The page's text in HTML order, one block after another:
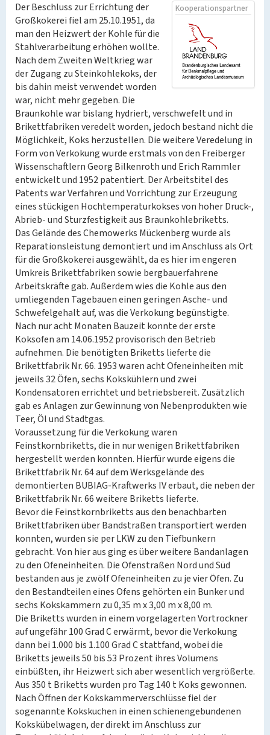
Kooperationspartner
Der Beschluss zur Errichtung der
Großkokerei fiel am 25.10.1951, da
man den Heizwert der Kohle für die
Stahlverarbeitung erhöhen wollte.
Nach dem Zweiten Weltkrieg war
der Zugang zu Steinkohlekoks, der
bis dahin meist verwendet worden
war, nicht mehr gegeben. Die
Braunkohle war bislang hydriert, verschwefelt und in
Brikettfabriken veredelt worden, jedoch bestand nicht die
Möglichkeit, Koks herzustellen. Die weitere Veredelung in
Form von Verkokung wurde erstmals von den Freiberger
Wissenschaftlern Georg Bilkenroth und Erich Rammler
entwickelt und 1952 patentiert. Der Arbeitstitel des
Patents war Verfahren und Vorrichtung zur Erzeugung
eines stückigen Hochtemperaturkokses von hoher Druck-,
Abrieb- und Sturzfestigkeit aus Braunkohlebriketts.
Das Gelände des Chemowerks Mückenberg wurde als
Reparationsleistung demontiert und im Anschluss als Ort
für die Großkokerei ausgewählt, da es hier im engeren
Umkreis Brikettfabriken sowie bergbauerfahrene
Arbeitskräfte gab. Außerdem wies die Kohle aus den
umliegenden Tagebauen einen geringen Asche- und
Schwefelgehalt auf, was die Verkokung begünstigte.
Nach nur acht Monaten Bauzeit konnte der erste
Koksofen am 14.06.1952 provisorisch den Betrieb
aufnehmen. Die benötigten Briketts lieferte die
Brikettfabrik Nr. 66. 1953 waren acht Ofeneinheiten mit
jeweils 32 Öfen, sechs Kokskühlern und zwei
Kondensatoren errichtet und betriebsbereit. Zusätzlich
gab es Anlagen zur Gewinnung von Nebenprodukten wie
Teer, Öl und Stadtgas.
Voraussetzung für die Verkokung waren
Feinstkornbriketts, die in nur wenigen Brikettfabriken
hergestellt werden konnten. Hierfür wurde eigens die
Brikettfabrik Nr. 64 auf dem Werksgelände des
demontierten BUBIAG-Kraftwerks IV erbaut, die neben der
Brikettfabrik Nr. 66 weitere Briketts lieferte.
Bevor die Feinstkornbriketts aus den benachbarten
Brikettfabriken über Bandstraßen transportiert werden
konnten, wurden sie per LKW zu den Tiefbunkern
gebracht. Von hier aus ging es über weitere Bandanlagen
zu den Ofeneinheiten. Die Ofenstraßen Nord und Süd
bestanden aus je zwölf Ofeneinheiten zu je vier Öfen. Zu
den Bestandteilen eines Ofens gehörten ein Bunker und
sechs Kokskammern zu 0,35 m x 3,00 m x 8,00 m.
Die Briketts wurden in einem vorgelagerten Vortrockner
auf ungefähr 100 Grad C erwärmt, bevor die Verkokung
dann bei 1.000 bis 1.100 Grad C stattfand, wobei die
Briketts jeweils 50 bis 53 Prozent ihres Volumens
einbüßten, ihr Heizwert sich aber wesentlich vergrößerte.
Aus 350 t Briketts wurden pro Tag 140 t Koks gewonnen.
Nach Öffnen der Kokskammerverschlüsse fiel der
sogenannte Kokskuchen in einen schienengebundenen
Kokskübelwagen, der direkt im Anschluss zur